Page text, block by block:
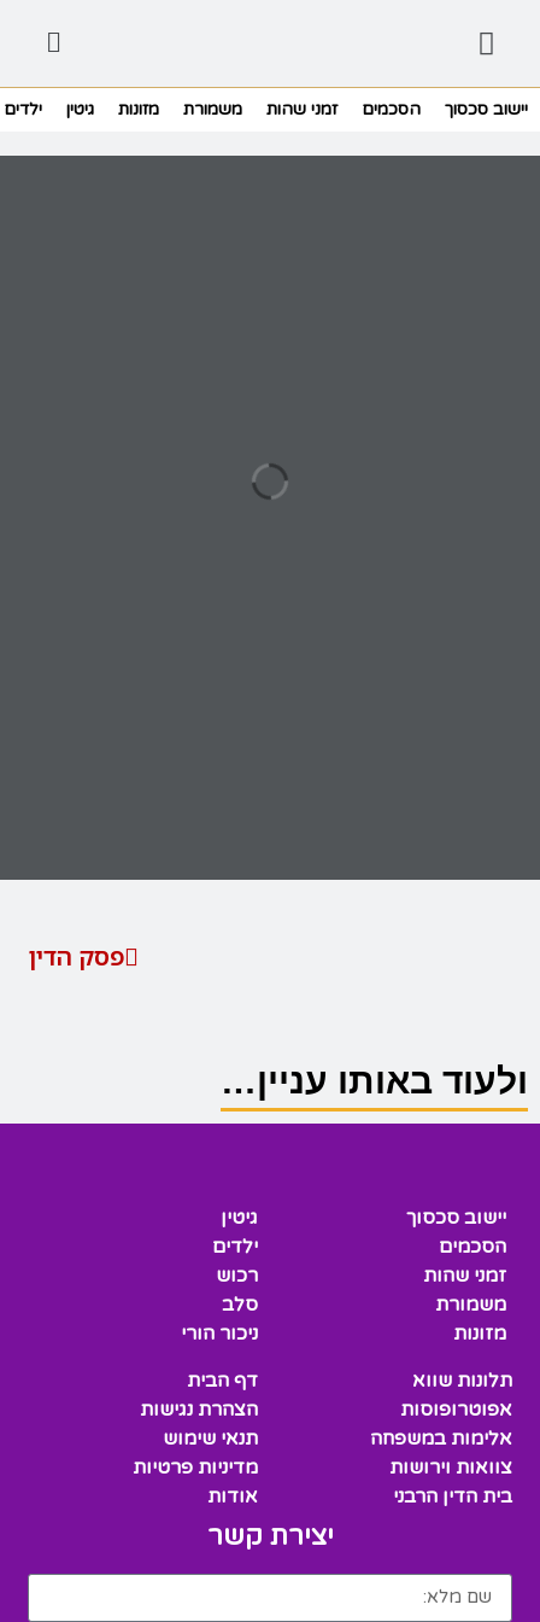
יישוב סכסוך הסכמים זמני שהות משמורת מזונות גיטין ילדים
פסק הדין
ולעוד באותו עניין…
יישוב סכסוך
הסכמים
זמני שהות
משמורת
מזונות
גיטין
ילדים
רכוש
סלב
ניכור הורי
תלונות שווא
אפוטרופוסות
אלימות במשפחה
צוואות וירושות
בית הדין הרבני
דף הבית
הצהרת נגישות
תנאי שימוש
מדיניות פרטיות
אודות
יצירת קשר